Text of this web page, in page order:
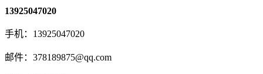
13925047020
手机：13925047020
邮件：378189875@qq.com